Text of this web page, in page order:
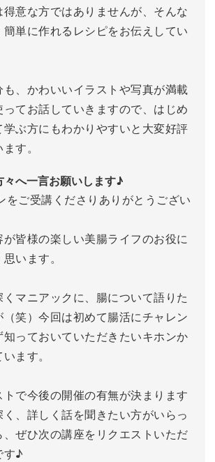
得意な方ではありませんが、そんな
単に作れるレシピをお伝えしてい
も、かわいいイラストや写真が満載
てお話していきますので、はじめ
ぶ方にもわかりやすいと大変好評
す。
々へ一言お願いします♪
をご受講くださりありがとうござい
皆様の楽しい美腸ライフのお役に
います。
マニアックに、腸について語りた
笑）今回は初めて腸活にチャレン
知っておいていただきたいキホンか
ます。
で今後の開催の有無が決まります
、詳しく話を聞きたい方がいらっ
、ぜひ次の講座をリクエストいただ
す♪